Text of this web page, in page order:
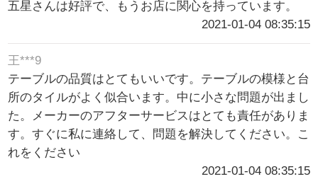
五星さんは好評で、もうお店に関心を持っています。
2021-01-04 08:35:15
王***9
テーブルの品質はとてもいいです。テーブルの模様と台
所のタイルがよく似合います。中に小さな問題が出まし
た。メーカーのアフターサービスはとても責任がありま
す。すぐに私に連絡して、問題を解決してください。こ
れをください
2021-01-04 08:35:15